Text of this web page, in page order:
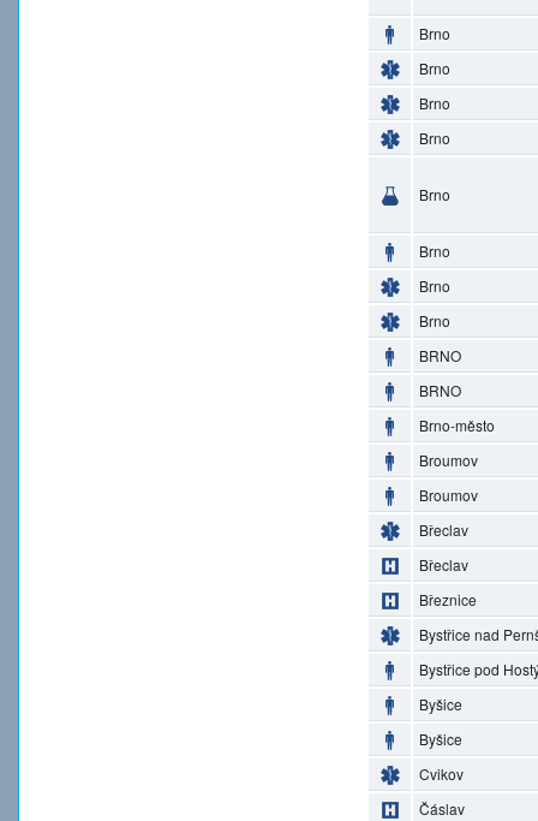
Brno
Brno
Brno
Brno
Brno
Brno
Brno
Brno
BRNO
BRNO
Brno-město
Broumov
Broumov
Břeclav
Břeclav
Březnice
Bystřice nad
Bystřice pod
Byšice
Byšice
Cvikov
Čáslav